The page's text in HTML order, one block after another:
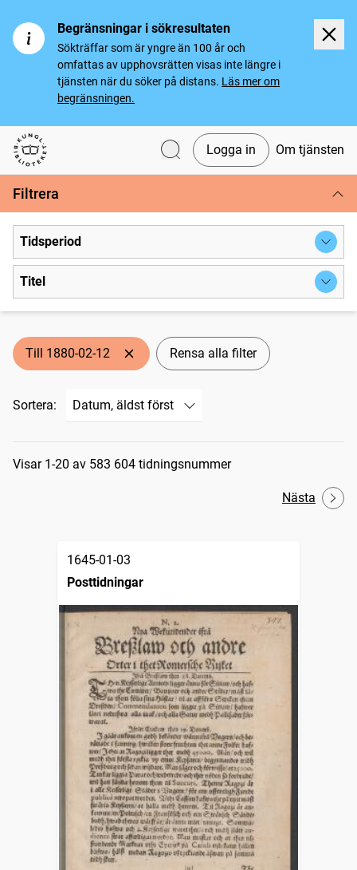
Begränsningar i sökresultaten
Sökträffar som är yngre än 100 år och
omfattas av upphovsrätten visas inte längre i
tjänsten när du söker på distans. Läs mer om
begränsningen.
Svenska tidningar
Logga in Om tjänsten
Filtrera
Tidsperiod
Titel
Till 1880-02-12 Rensa alla filter
Sortera:
Sökresultat
Visar 1-20 av 583 604 tidningsnummer
Nästa
1645-01-03
Posttidningar